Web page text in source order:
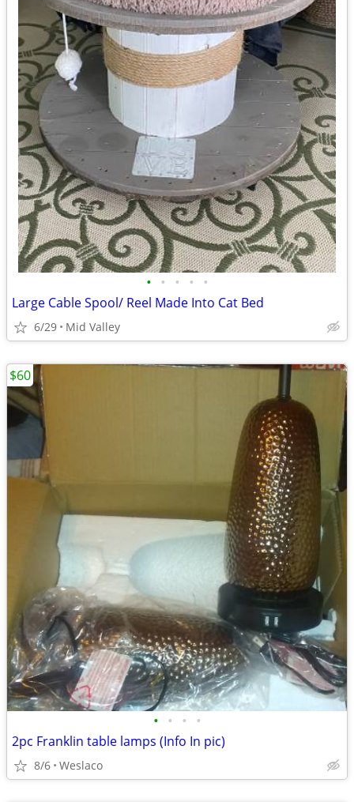
• • • • •
Large Cable Spool/ Reel Made Into Cat Bed
6/29 Mid Valley
• • • •
2pc Franklin table lamps (Info In pic)
8/6 Weslaco
$60